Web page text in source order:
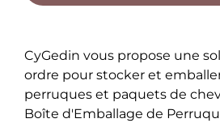
CyGedin vous propose une
ordre pour stocker et
perruques et paquets de
Boîte d'Emballage de